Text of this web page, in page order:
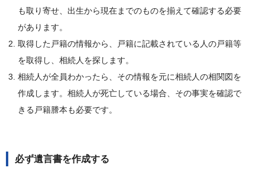
も取り寄せ、出生から現在までのものを揃えて確認する必要
があります。
取得した戸籍の情報から、戸籍に記載されている人の戸籍等
を取得し、相続人を探します。
相続人が全員わかったら、その情報を元に相続人の相関図を
作成します。相続人が死亡している場合、その事実を確認で
きる戸籍謄本も必要です。
必ず遺言書を作成する